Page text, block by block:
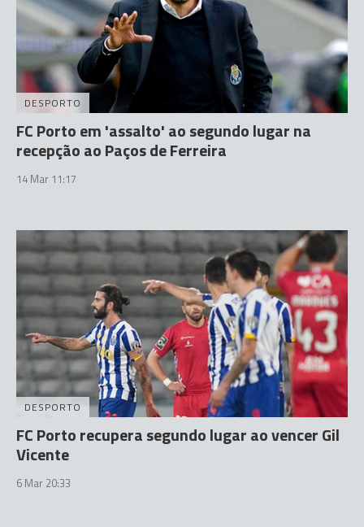
DESPORTO
FC Porto em 'assalto' ao segundo lugar na
recepção ao Paços de Ferreira
14 Mar 11:17
DESPORTO
FC Porto recupera segundo lugar ao vencer Gil
Vicente
6 Mar 20:33